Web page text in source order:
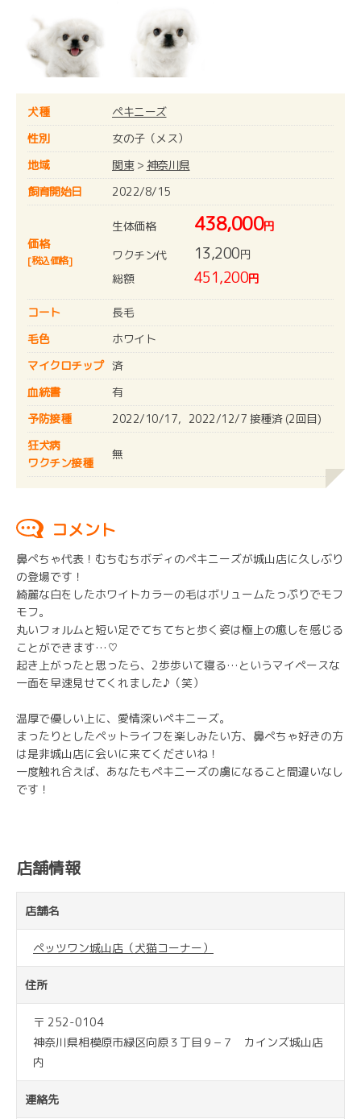
犬種
ペキニーズ
性別
女の子（メス）
地域
関東> 神奈川県
飼育開始日
2022/8/15
価格
[税込価格]
生体価格 438,000円
ワクチン代
13,200円
総額
451,200円
コート
長毛
毛色
ホワイト
マイクロチップ 済
血統書
有
予防接種
2022/10/17，2022/12/7 接種済 (2回目)
狂犬病
ワクチン接種
無
コメント
鼻ぺちゃ代表！むちむちボディのペキニーズが城山店に久しぶり
の登場です！
綺麗な白をしたホワイトカラーの毛はボリュームたっぷりでモフ
モフ。
丸いフォルムと短い足でてちてちと歩く姿は極上の癒しを感じる
ことができます…♡
起き上がったと思ったら、2歩歩いて寝る…というマイペースな
一面を早速見せてくれました♪（笑）
温厚で優しい上に、愛情深いペキニーズ。
まったりとしたペットライフを楽しみたい方、鼻ぺちゃ好きの方
は是非城山店に会いに来てくださいね！
一度触れ合えば、あなたもペキニーズの虜になること間違いなし
です！
店舗情報
店舗名
ペッツワン城山店（犬猫コーナー）
住所
〒 252-0104
神奈川県相模原市緑区向原３丁目９−７ カインズ城山店
内
連絡先